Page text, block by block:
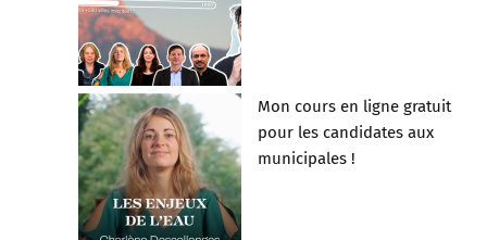
Mon cours en ligne gratuit
pour les candidates aux
municipales !